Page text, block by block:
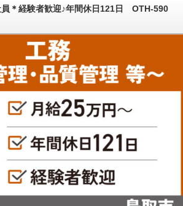
員＊経験者歓迎♪年間休日121日 OTH-590